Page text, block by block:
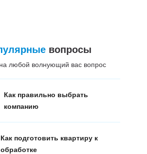
вопросы
любой волнующий вас вопрос
Как правильно выбрать
компанию
Как подготовить квартиру к
обработке